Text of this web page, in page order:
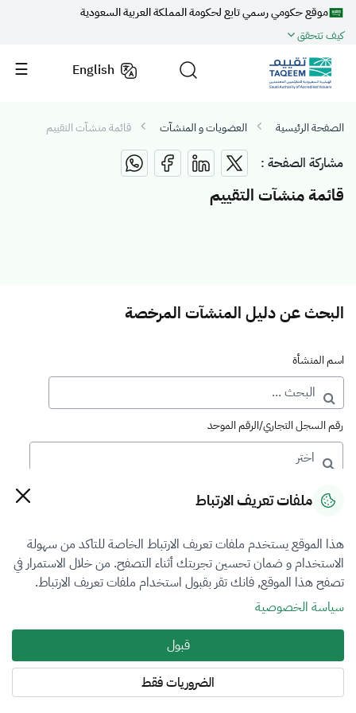
موقع حكومي رسمي تابع لحكومة المملكة العربية السعودية
كيف تتحقق
English
الصفحة الرئيسية العضويات و المنشآت قائمة منشآت التقييم
مشاركة الصفحة :
قائمة منشآت التقييم
البحث عن دليل المنشآت المرخصة
اسم المنشأة
رقم السجل التجاري/الرقم الموحد
رقم الترخيص
التصنيف
VFR1
فرع التقييم
ملفات تعريف الارتباط
هذا الموقع يستخدم ملفات تعريف الارتباط الخاصة للتاكد من سهولة
الاستخدام و ضمان تحسين تجربتك أثناء التصفح. من خلال الاستمرار في
تصفح هذا الموقع, فانك تقر بقبول استخدام ملفات تعريف الارتباط.
سياسة الخصوصية
قبول
الضروريات فقط